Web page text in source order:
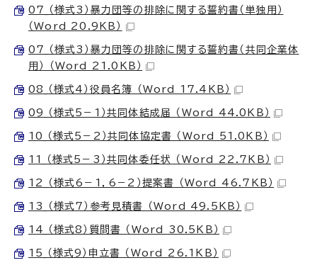
07_（様式3）暴力団等の排除に関する誓約書（単独用）
（Word 20.9KB）
07_（様式3）暴力団等の排除に関する誓約書（共同企業体
用） （Word 21.0KB）
08_（様式4）役員名簿 （Word 17.4KB）
09_（様式5－1）共同体結成届 （Word 44.0KB）
10_（様式5－2）共同体協定書 （Word 51.0KB）
11_（様式5－3）共同体委任状 （Word 22.7KB）
12_（様式6－1，6－2）提案書 （Word 46.7KB）
13_（様式7）参考見積書 （Word 49.5KB）
14_（様式8）質問書 （Word 30.5KB）
15_（様式9）申立書 （Word 26.1KB）